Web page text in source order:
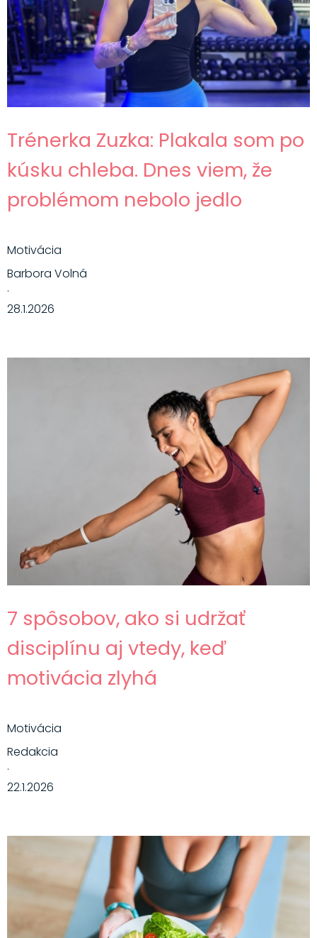
Hlavné jedlá
Šaláty
Dezerty
Nápoje
Ostatné
Motivácia
Zdravie
Trénerka Zuzka: Plakala som po
kúsku chleba. Dnes viem, že
problémom nebolo jedlo
Motivácia
Barbora Volná
·
28.1.2026
7 spôsobov, ako si udržať
disciplínu aj vtedy, keď
motivácia zlyhá
Motivácia
Redakcia
·
22.1.2026